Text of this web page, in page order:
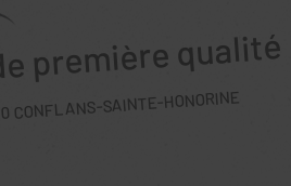
première qualité
CONFLANS-SAINTE-HONORINE